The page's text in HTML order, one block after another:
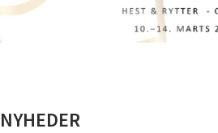
NYHEDER